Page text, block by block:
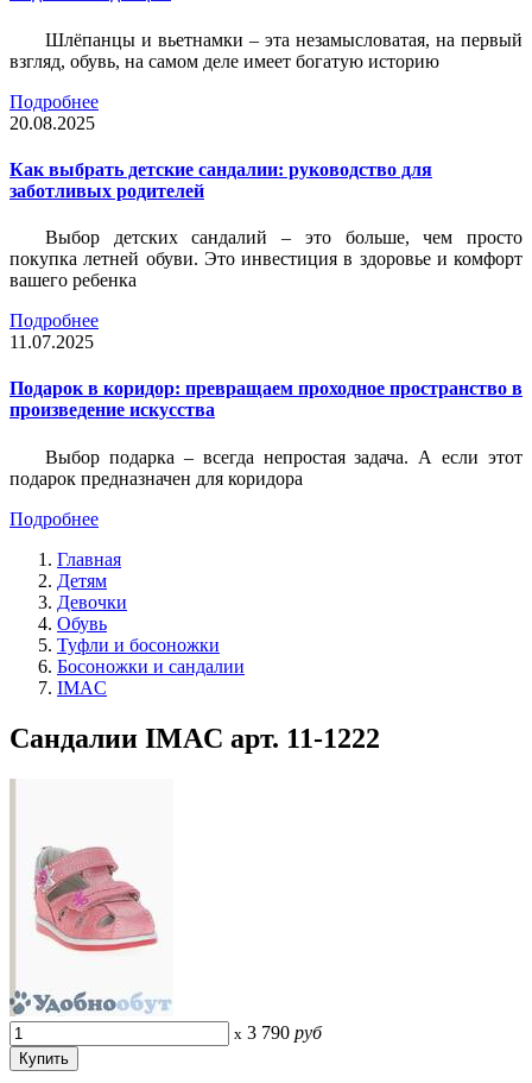
Шлёпанцы и вьетнамки – эта незамысловатая, на первый
взгляд, обувь, на самом деле имеет богатую историю
Подробнее
20.08.2025
Как выбрать детские сандалии: руководство для
заботливых родителей
Выбор детских сандалий – это больше, чем просто
покупка летней обуви. Это инвестиция в здоровье и комфорт
вашего ребенка
Подробнее
11.07.2025
Подарок в коридор: превращаем проходное пространство в
произведение искусства
Выбор подарка – всегда непростая задача. А если этот
подарок предназначен для коридора
Подробнее
Главная
Детям
Девочки
Обувь
Туфли и босоножки
Босоножки и сандалии
IMAC
Сандалии IMAC арт. 11-1222
x 3 790 руб